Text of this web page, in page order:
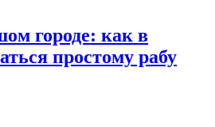
городе: как в
простому рабу